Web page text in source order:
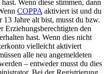
Wenn diese stimmen, dann
COPPA aktiviert ist und du
13 Jahre alt bist, musst du bzw.
Erziehungsberechtigten den
hast. Wenn dies nicht
vielleicht aktiviert
alle neu angemeldeten
– entweder musst du dies
Bei der Registrierung